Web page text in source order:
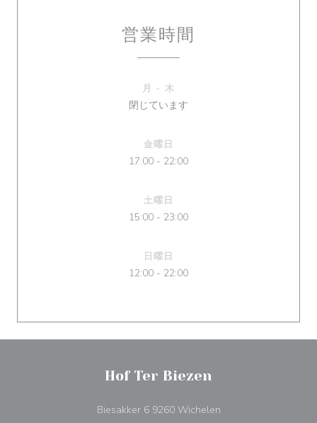
営業時間
月 - 木
閉じています
金曜日
17:00 - 22:00
土曜日
15:00 - 23:00
日曜日
12:00 - 22:00
Hof Ter Biezen
Biesakker 6 9260 Wichelen((新しいウィンドウ